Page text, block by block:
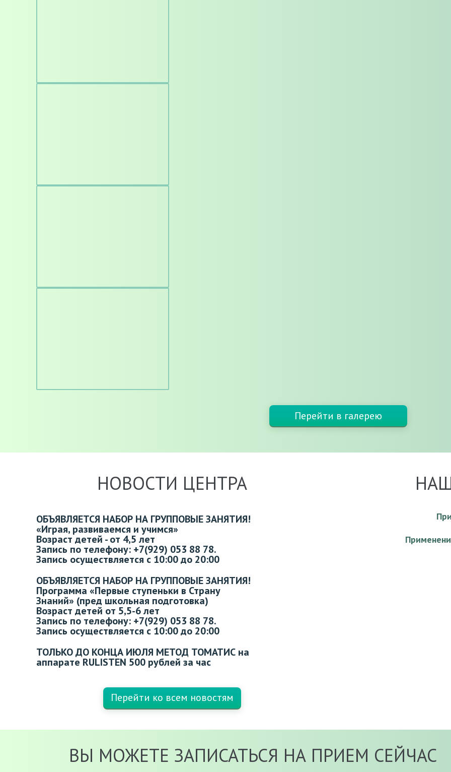
Перейти в галерею
НОВОСТИ ЦЕНТРА
ОБЪЯВЛЯЕТСЯ НАБОР НА ГРУППОВЫЕ ЗАНЯТИЯ!
«Играя, развиваемся и учимся»
Возраст детей - от 4,5 лет
Запись по телефону: +7(929) 053 88 78.
Запись осуществляется с 10:00 до 20:00
ОБЪЯВЛЯЕТСЯ НАБОР НА ГРУППОВЫЕ ЗАНЯТИЯ!
Программа «Первые ступеньки в Страну
Знаний» (пред школьная подготовка)
Возраст детей от 5,5-6 лет
Запись по телефону: +7(929) 053 88 78.
Запись осуществляется с 10:00 до 20:00
ТОЛЬКО ДО КОНЦА ИЮЛЯ МЕТОД ТОМАТИС на
аппарате RULISTEN 500 рублей за час
Перейти ко всем новостям
ВЫ МОЖЕТЕ ЗАПИСАТЬСЯ НА ПРИЕМ СЕЙЧАС